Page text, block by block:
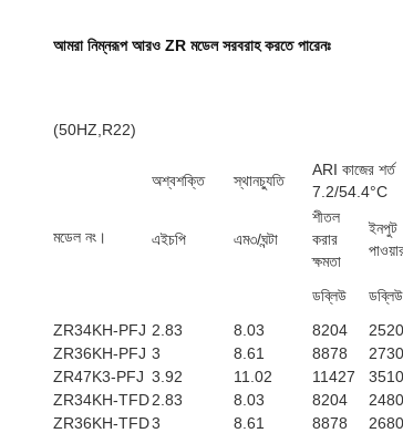
আমরা নিম্নরূপ আরও ZR মডেল সরবরাহ করতে পারেনঃ
(50HZ,R22)
মডেল নং।
অশ্বশক্তি স্থানচ্যুতি
ARI কাজের শর্ত
7.2/54.4°C
এইচপি
এম৩/ঘন্টা
শীতল
করার
ক্ষমতা
ইনপুট
ডব্লিউ
ডব্লিউ
ZR34KH-PFJ 2.83 8.03 8204 2520
ZR36KH-PFJ 3 8.61 8878 2730
ZR47K3-PFJ 3.92 11.02 11427 3510
ZR34KH-TFD2.83 8.03 8204 2480
ZR36KH-TFD3 8.61 8878 2680